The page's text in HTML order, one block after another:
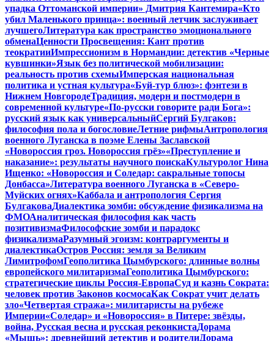
упадка Оттоманской империи» Дмитрия Кантемира«Кто
убил Маленького принца»: военный летчик заслуживает
лучшегоЛитература как пространство эмоционального
обменаЦенности Просвещения: Кант против
теократииИмпрессионизм в Нормандии: детектив «Черные
кувшинки»Язык без политической мобилизации:
реальность против схемыИмперская национальная
политика и устная культура«Буй-тур блюз»: фэнтези в
Нижнем НовгородеТрадиция, модерн и постмодерн в
современной культуре«По-русски говорите ради Бога»:
русский язык как универсальныйСергий Булгаков:
философия пола и богословиеЛетние рифмыАнтропология
военного Луганска в поэме Елены Заславской
«Новороссия гроз. Новороссия грёз»«Преступление и
наказание»: результаты научного поискаКультуролог Нина
Ищенко: «Новороссия и Соледар: сакральные топосы
Донбасса»Литература военного Луганска в «Северо-
Муйских огнях»Каббала и антропология Сергия
БулгаковаДиалектика зомби: обсуждение физикализма на
ФМОАналитическая философия как часть
позитивизмаФилософские зомби и парадокс
физикализмаРазумный эгоизм: контраргументы и
диалектикаОстров Россия: земля за Великим
ЛимитрофомГеополитика Цымбурского: длинные волны
европейского милитаризмаГеополитика Цымбурского:
стратегические циклы Россия-ЕвропаСуд и казнь Сократа:
человек против Законов космосаКак Сократ учит делать
зло«Четвертая стража»: милитаристы на рубеже
Империи«Соледар» и «Новороссия» в Питере: звёзды,
война, Русская весна и русская реконкистаДорама
«Мышь»: древнейший детектив и родителиДорама